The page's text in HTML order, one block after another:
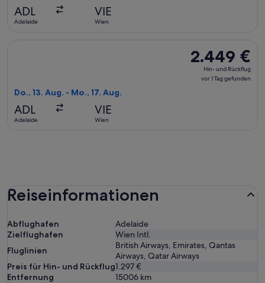
ADL
Adelaide
VIE
Wien
2.449 €
Hin-
und
2.449 €
Hin- und Rückflug
vor 1 Tag gefunden
Do., 13. Aug. - Mo., 17. Aug.
ADL
Adelaide
VIE
Wien
Reiseinformationen
Abflughafen
Adelaide
Zielflughafen
Wien Intl.
Fluglinien
British Airways, Emirates, Qantas
Airways, Qatar Airways
Preis für Hin- und Rückflug1.297 €
Entfernung
15006 km